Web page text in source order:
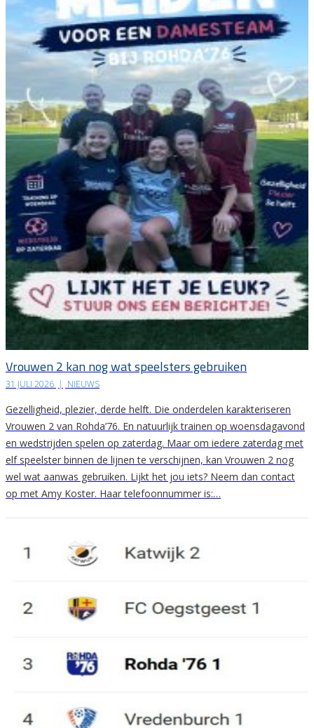
Vrouwen 2 kan nog wat speelsters gebruiken
31 JULI 2026 | NIEUWS
Gezelligheid, plezier, derde helft. Die onderdelen karakteriseren
Vrouwen 2 van Rohda’76. En natuurlijk trainen op woensdagavond
en wedstrijden spelen op zaterdag. Maar om iedere zaterdag met
elf speelster binnen de lijnen te verschijnen, kan Vrouwen 2 nog
wel wat aanwas gebruiken. Lijkt het jou iets? Neem dan contact
op met Amy Koster. Haar telefoonnummer is:…